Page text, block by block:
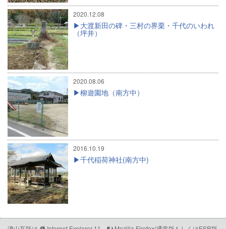
2020.12.08
大渡新田の碑・三村の界栗・千代のいわれ
（坪井）
2020.08.06
柳遊園地（南方中）
2016.10.19
千代稲荷神社(南方中)